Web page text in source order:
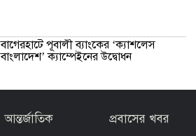
বাগেরহাটে পূবালী ব্যাংকের ‘ক্যাশলেস
বাংলাদেশ’ ক্যাম্পেইনের উদ্বোধন
বাজেটকে সময়োপযোগী ও জনকল্যাণমুখী
আখ্যা দিলেন মাওলানা এম.এ. করিম ইবনে
আন্তর্জাতিক
প্রবাসের খবর